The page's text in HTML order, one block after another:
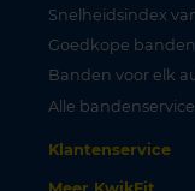
Snelheidsindex
Goedkope banden
Banden voor elk
Alle
Klantenservice